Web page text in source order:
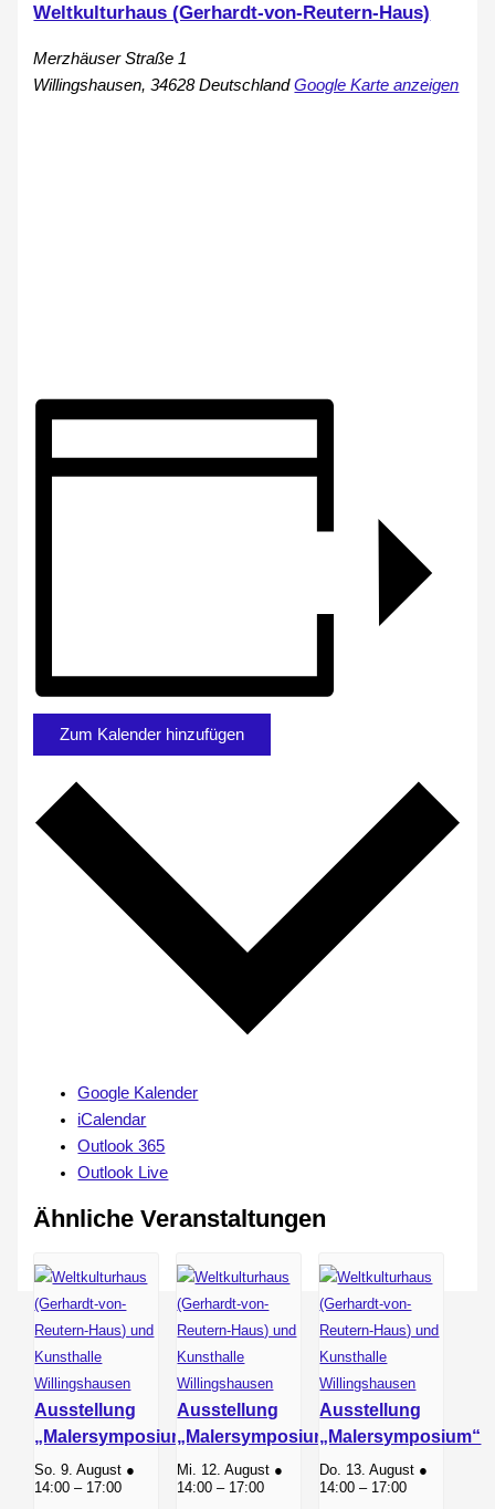
Weltkulturhaus (Gerhardt-von-Reutern-Haus)
Merzhäuser Straße 1
Willingshausen, 34628 Deutschland Google Karte anzeigen
Zum Kalender hinzufügen
Google Kalender
iCalendar
Outlook 365
Outlook Live
Ähnliche Veranstaltungen
Ausstellung
„Malersymposium“
So. 9. August ●
14:00 – 17:00
Ausstellung
„Malersymposium“
Mi. 12. August ●
14:00 – 17:00
Ausstellung
„Malersymposium“
Do. 13. August ●
14:00 – 17:00